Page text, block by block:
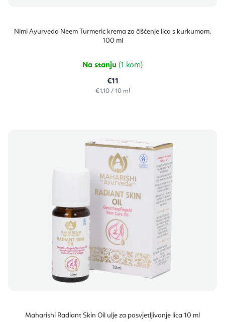
Nimi Ayurveda Neem Turmeric krema za čišćenje lica s kurkumom,
100 ml
Na stanju (1 kom)
€11
Izračunaj
€1,10 / 10 ml
Maharishi Radiant Skin Oil ulje za posvjetljivanje lica 10 ml